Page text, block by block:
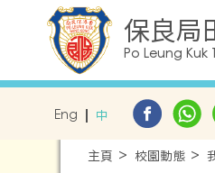
保良局
Po Leung Kuk
Eng 中
主頁 校園動態